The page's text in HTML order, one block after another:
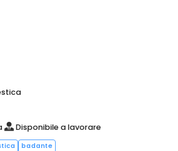
Disponibile a lavorare
badante